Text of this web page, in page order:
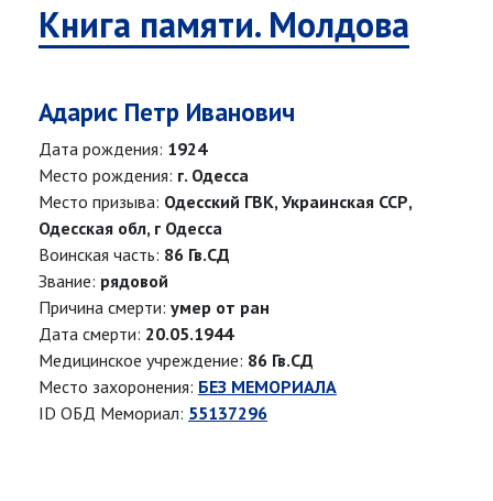
Книга памяти. Молдова
Адарис Петр Иванович
Дата рождения: 1924
Место рождения: г. Одесса
Место призыва: Одесский ГВК, Украинская ССР,
Одесская обл, г Одесса
Воинская часть: 86 Гв.СД
Звание: рядовой
Причина смерти: умер от ран
Дата смерти: 20.05.1944
Медицинское учреждение: 86 Гв.СД
Место захоронения: БЕЗ МЕМОРИАЛА
ID ОБД Мемориал: 55137296